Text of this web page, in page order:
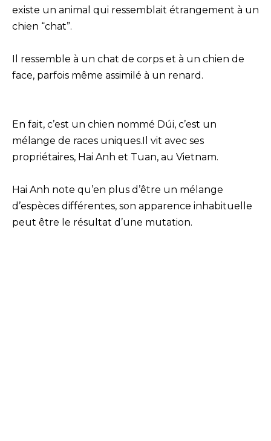
existe un animal qui ressemblait étrangement à un
chien “chat”.
Il ressemble à un chat de corps et à un chien de
face, parfois même assimilé à un renard.
En fait, c’est un chien nommé Dúi, c’est un
mélange de races uniques.Il vit avec ses
propriétaires, Hai Anh et Tuan, au Vietnam.
Hai Anh note qu’en plus d’être un mélange
d’espèces différentes, son apparence inhabituelle
peut être le résultat d’une mutation.